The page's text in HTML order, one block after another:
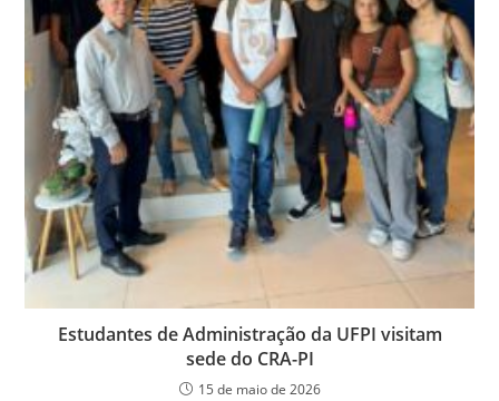
Estudantes de Administração da UFPI visitam
sede do CRA-PI
15 de maio de 2026